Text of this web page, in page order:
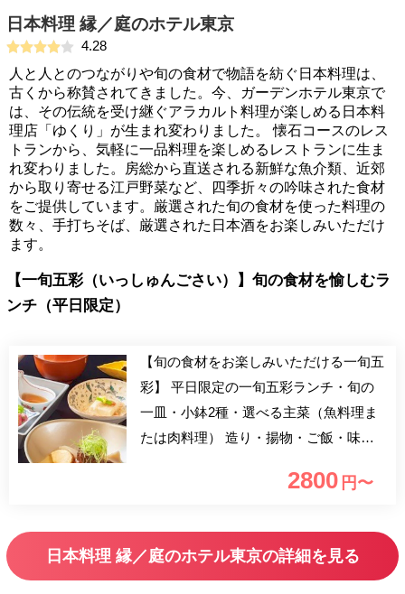
日本料理 縁／庭のホテル東京
4.28
人と人とのつながりや旬の食材で物語を紡ぐ日本料理は、
古くから称賛されてきました。今、ガーデンホテル東京で
は、その伝統を受け継ぐアラカルト料理が楽しめる日本料
理店「ゆくり」が生まれ変わりました。 懐石コースのレス
トランから、気軽に一品料理を楽しめるレストランに生ま
れ変わりました。房総から直送される新鮮な魚介類、近郊
から取り寄せる江戸野菜など、四季折々の吟味された食材
をご提供しています。厳選された旬の食材を使った料理の
数々、手打ちそば、厳選された日本酒をお楽しみいただけ
ます。
【一旬五彩（いっしゅんごさい）】旬の食材を愉しむラ
ンチ（平日限定）
【旬の食材をお楽しみいただける一旬五
彩】 平日限定の一旬五彩ランチ・旬の
一皿・小鉢2種・選べる主菜（魚料理ま
たは肉料理） 造り・揚物・ご飯・味噌
ット。 お庭の景色を眺めながら、ごゆ
2800 円〜
日本料理 縁／庭のホテル東京の詳細を見る